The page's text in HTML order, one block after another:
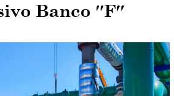
Banco ′′F′′